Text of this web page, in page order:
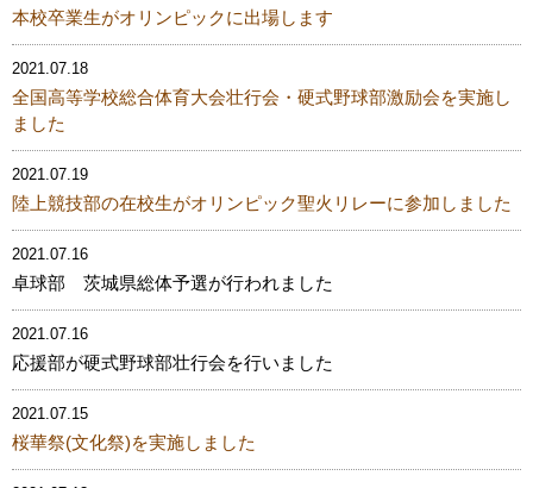
本校卒業生がオリンピックに出場します
2021.07.18
全国高等学校総合体育大会壮行会・硬式野球部激励会を実施し
ました
2021.07.19
陸上競技部の在校生がオリンピック聖火リレーに参加しました
2021.07.16
卓球部 茨城県総体予選が行われました
2021.07.16
応援部が硬式野球部壮行会を行いました
2021.07.15
桜華祭(文化祭)を実施しました